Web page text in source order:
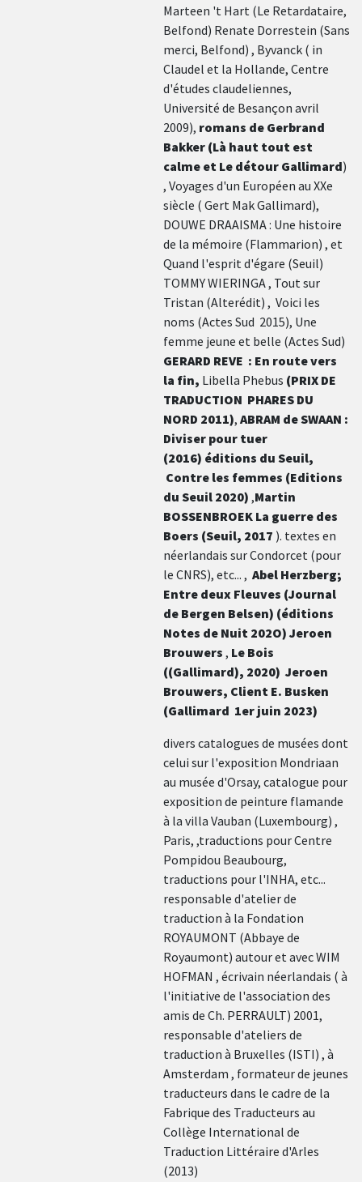
Marteen 't Hart (Le Retardataire,
Belfond) Renate Dorrestein (Sans
merci, Belfond) , Byvanck ( in
Claudel et la Hollande, Centre
d'études claudeliennes,
Université de Besançon avril
2009), romans de Gerbrand
Bakker (Là haut tout est
calme et Le détour Gallimard)
, Voyages d'un Européen au XXe
siècle ( Gert Mak Gallimard),
DOUWE DRAAISMA : Une histoire
de la mémoire (Flammarion) , et
Quand l'esprit d'égare (Seuil)
TOMMY WIERINGA , Tout sur
Tristan (Alterédit) , Voici les
noms (Actes Sud 2015), Une
femme jeune et belle (Actes Sud)
GERARD REVE : En route vers
la fin, Libella Phebus (PRIX DE
TRADUCTION PHARES DU
NORD 2011), ABRAM de SWAAN :
Diviser pour tuer
(2016) éditions du Seuil,
Contre les femmes (Editions
du Seuil 2020) ,Martin
BOSSENBROEK La guerre des
Boers (Seuil, 2017 ). textes en
néerlandais sur Condorcet (pour
le CNRS), etc... , Abel Herzberg;
Entre deux Fleuves (Journal
de Bergen Belsen) (éditions
Notes de Nuit 202O) Jeroen
Brouwers , Le Bois
((Gallimard), 2020) Jeroen
Brouwers, Client E. Busken
(Gallimard 1er juin 2023)
divers catalogues de musées dont
celui sur l'exposition Mondriaan
au musée d'Orsay, catalogue pour
exposition de peinture flamande
à la villa Vauban (Luxembourg) ,
Paris, ,traductions pour Centre
Pompidou Beaubourg,
traductions pour l'INHA, etc...
responsable d'atelier de
traduction à la Fondation
ROYAUMONT (Abbaye de
Royaumont) autour et avec WIM
HOFMAN , écrivain néerlandais ( à
l'initiative de l'association des
amis de Ch. PERRAULT) 2001,
responsable d'ateliers de
traduction à Bruxelles (ISTI) , à
Amsterdam , formateur de jeunes
traducteurs dans le cadre de la
Fabrique des Traducteurs au
Collège International de
Traduction Littéraire d'Arles
(2013)